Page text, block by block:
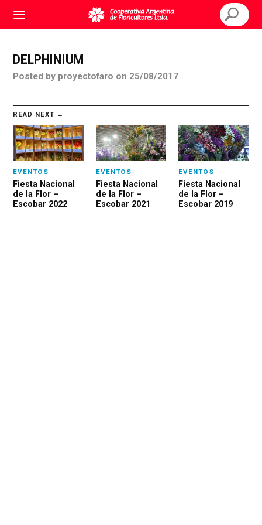
DELPHINIUM
Posted by proyectofaro on 25/08/2017
READ NEXT →
EVENTOS
Fiesta Nacional
de la Flor –
Escobar 2022
EVENTOS
Fiesta Nacional
de la Flor –
Escobar 2021
EVENTOS
Fiesta Nacional
de la Flor –
Escobar 2019